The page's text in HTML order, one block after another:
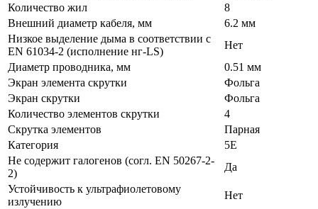
Количество жил
8
Внешний диаметр кабеля, мм
6.2 мм
Низкое выделение дыма в соответствии с
EN 61034-2 (исполнение нг-LS)
Нет
Диаметр проводника, мм
0.51 мм
Экран элемента скрутки
Фольга
Экран скрутки
Фольга
Количество элементов скрутки
4
Скрутка элементов
Парная
Категория
5E
Не содержит галогенов (согл. EN 50267-2-
2)
Да
Устойчивость к ультрафиолетовому
излучению
Нет